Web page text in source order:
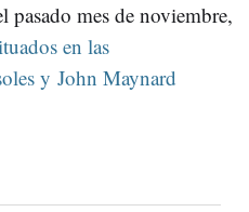
pasado mes de noviembre,
en las
y John Maynard